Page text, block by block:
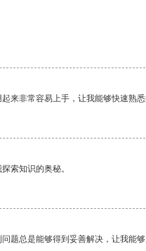
来非常容易上手，让我能够快速熟
索知识的奥秘。
题总是能够得到妥善解决，让我能